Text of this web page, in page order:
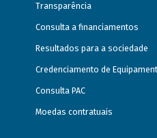
Transparência
Consulta a financiamentos
Resultados para a sociedade
Credenciamento de
Consulta PAC
Moedas contratuais